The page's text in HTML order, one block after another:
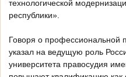
технологической
республики».
Говоря о профессиональной
указал на ведущую роль
университета правосудия